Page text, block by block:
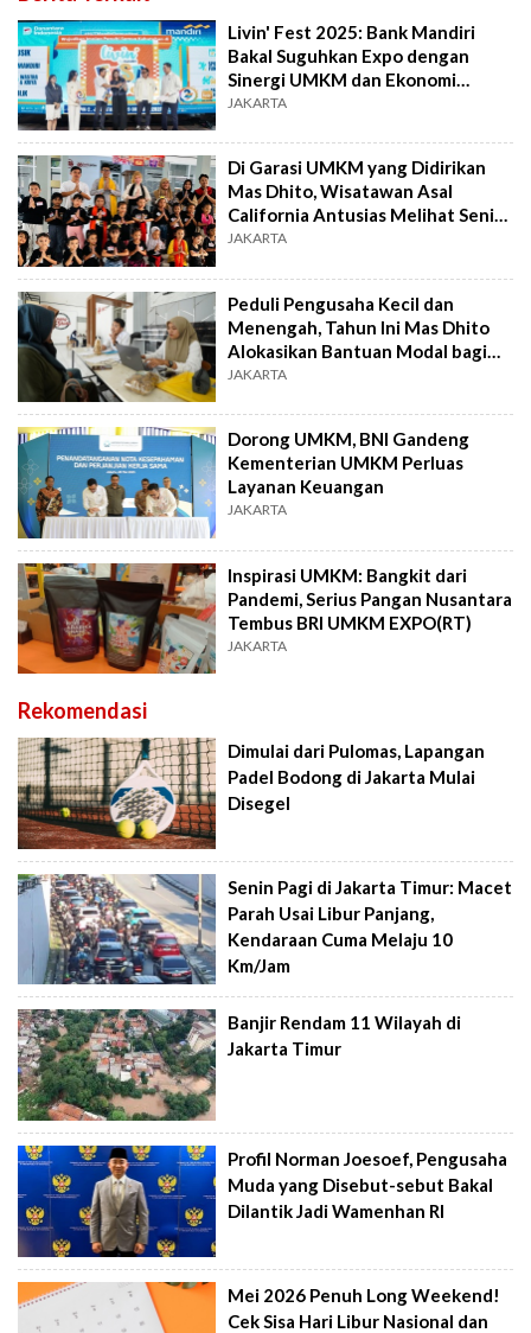
Livin' Fest 2025: Bank Mandiri
Bakal Suguhkan Expo dengan
Sinergi UMKM dan Ekonomi
Kreatif
JAKARTA
Di Garasi UMKM yang Didirikan
Mas Dhito, Wisatawan Asal
California Antusias Melihat Seni
Tari Lokal
JAKARTA
Peduli Pengusaha Kecil dan
Menengah, Tahun Ini Mas Dhito
Alokasikan Bantuan Modal bagi
5.446 UMKM
JAKARTA
Dorong UMKM, BNI Gandeng
Kementerian UMKM Perluas
Layanan Keuangan
JAKARTA
Inspirasi UMKM: Bangkit dari
Pandemi, Serius Pangan Nusantara
Tembus BRI UMKM EXPO(RT)
JAKARTA
Rekomendasi
Dimulai dari Pulomas, Lapangan
Padel Bodong di Jakarta Mulai
Disegel
Senin Pagi di Jakarta Timur: Macet
Parah Usai Libur Panjang,
Kendaraan Cuma Melaju 10
Km/Jam
Banjir Rendam 11 Wilayah di
Jakarta Timur
Profil Norman Joesoef, Pengusaha
Muda yang Disebut-sebut Bakal
Dilantik Jadi Wamenhan RI
Mei 2026 Penuh Long Weekend!
Cek Sisa Hari Libur Nasional dan